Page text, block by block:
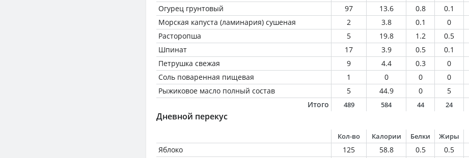
Огурец грунтовый
97 13.6 0.8 0.1
Морская капуста (ламинария) сушеная
2 3.8 0.1 0
Расторопша
5 19.8 1.2 0.5
Шпинат
17 3.9 0.5 0.1
Петрушка свежая
9 4.4 0.3 0
Соль поваренная пищевая
1 0 0 0
Рыжиковое масло полный состав
5 44.9 0 5
Итого
489 584 44 24
Дневной перекус
Кол-во Калории Белки Жиры
Яблоко 125 58.8 0.5 0.5